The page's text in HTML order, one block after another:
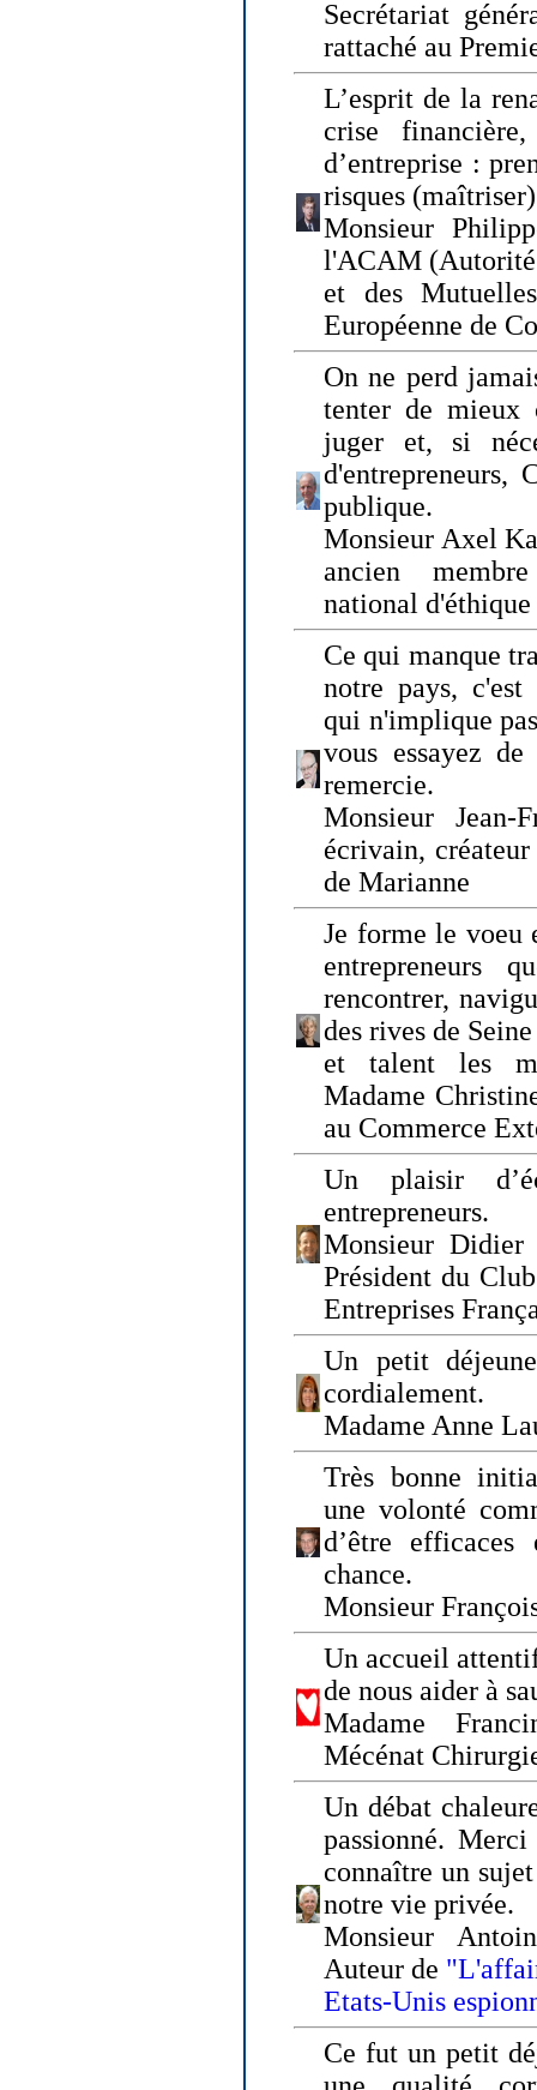
Secrétariat
rattaché au
L’esprit de la
crise
d’entreprise :
risques
Monsieur
l'ACAM (Autorité
et des
Européenne de
On ne perd
tenter de mieux
juger et, si
d'entrepreneurs,
publique.
Monsieur Axel
ancien
national d'éthique
Ce qui manque
notre pays,
qui n'implique
vous essayez
remercie.
Monsieur Jean-
écrivain,
de Marianne
Je forme le voeu
entrepreneurs
rencontrer,
des rives de
et talent les
Madame
au Commerce
Un plaisir
entrepreneurs.
Monsieur
Président du
Entreprises
Un petit
cordialement.
Madame Anne
Très bonne
une volonté
d’être
chance.
Monsieur
Un accueil
de nous aider à
Madame
Mécénat
Un débat
passionné.
connaître un
notre vie privée.
Monsieur
Auteur de
Etats-Unis
Ce fut un petit